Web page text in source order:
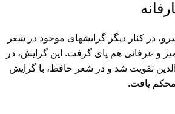
در کنار دیگر گرایشهاى موجود در شعر
و عرفانى هم پاى گرفت. این گرایش، در
تقویت شد و در شعر حافظ، با گرایش
محکم یافت.